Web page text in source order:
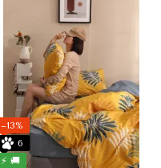
−13%
6
⚡ 🚚